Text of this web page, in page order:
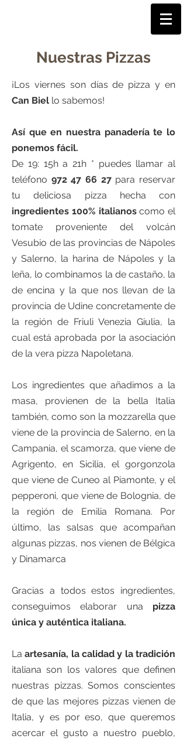
Nuestras Pizzas
¡Los viernes son días de pizza y en
Can Biel lo sabemos!
Así que en nuestra panadería te lo
ponemos fácil.
De 19: 15h a 21h * puedes llamar al
teléfono 972 47 66 27para reservar
tu deliciosa pizza hecha con
ingredientes 100% italianoscomo el
tomate proveniente del volcán
Vesubio de las provincias de Nápoles
y Salerno, la harina de Nápoles y la
leña, lo combinamos la de castaño, la
de encina y la que nos llevan de la
provincia de Udine concretamente de
la región de Friuli Venezia Giulia, la
cual está aprobada por la asociación
de la vera pizza Napoletana.
Los ingredientes que añadimos a la
masa, provienen de la bella Italia
también, como son la mozzarella que
viene de la provincia de Salerno, en la
Campania, el scamorza, que viene de
Agrigento, en Sicilia, el gorgonzola
que viene de Cuneo al Piamonte, y el
pepperoni, que viene de Bolognia, de
la región de Emilia Romana. Por
último, las salsas que acompañan
algunas pizzas, nos vienen de Bélgica
y Dinamarca
Gracias a todos estos ingredientes,
conseguimos elaborar una pizza
única y auténtica italiana.
Laartesanía, la calidad y la tradición
italiana son los valores que definen
nuestras pizzas. Somos conscientes
de que las mejores pizzas vienen de
Italia, y es por eso, que queremos
acercar el gusto a nuestro pueblo,